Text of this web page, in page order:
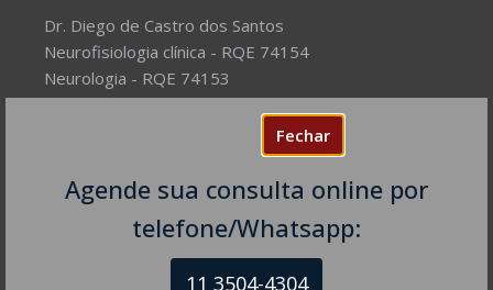
Fechar
Agende sua consulta online por
telefone/Whatsapp:
11 3504-4304
Dr. Diego de Castro dos Santos
Neurofisiologia clínica - RQE 74154
Neurologia - RQE 74153
Diretor Clínico Autor e Responsável Técnico pelo Site
Missão do Site:Prover Soluções cada vez mais
completas de forma facilitada para a gestão da saúde
e o bem-estar das pessoas, com excelência,
humanidade e sustentabilidade. Destinado ao